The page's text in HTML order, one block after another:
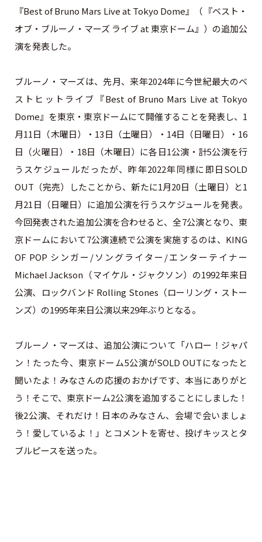
『Best of Bruno Mars Live at Tokyo Dome』（『ベスト・
オブ・ブルーノ・マーズ ライブ at 東京ドーム』）の追加公
演を発表した。
ブルーノ・マーズは、先月、来年2024年に今世紀最大のベ
ストヒットライブ『Best of Bruno Mars Live at Tokyo
Dome』を東京・東京ドームにて開催することを発表し、1
月11日（木曜日）・13日（土曜日）・14日（日曜日）・16
日（火曜日）・18日（木曜日）に各日1公演・計5公演を行
うスケジュールだったが、昨年2022年同様に即日SOLD
OUT（完売）したことから、新たに1月20日（土曜日）と1
月21日（日曜日）に追加公演を行うスケジュールを発表。
今回発表された追加公演を合わせると、全7公演となり、東
京ドームにおいて7公演連続で公演を実施するのは、KING
OF POP シンガー/ソングライター/エンターテイナー
Michael Jackson（マイケル・ジャクソン）の1992年来日
公演、ロックバンド Rolling Stones（ローリング・ストー
ンズ）の1995年来日公演以来29年ぶりとなる。
ブルーノ・マーズは、追加公演について「ハロー！ジャパ
ン！たった今、東京ドーム5公演がSOLD OUTになったと
聞いたよ！みなさんの応援のおかげです、本当にありがと
う！そこで、東京ドーム2公演を追加することにしました！
後2公演、それだけ！日本のみなさん、会場で会いましょ
う！愛しているよ！」とコメントを寄せ、投げキッスとタ
ブルピースを送った。